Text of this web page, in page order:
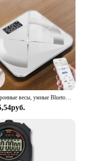
for use in
Compact and
and storage
engineered for
are not just
a blend of
from
offer a sleek,
space.
Электронные весы, умные Bluetooth-весы, зарядка человека, простые весы, весы, бытовые весы для измерения жира, тела